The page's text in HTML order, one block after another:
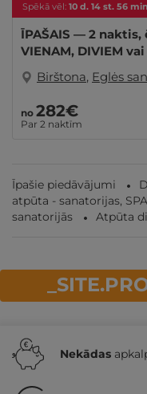
Spēkā vēl: 10 d. 14 st. 56
ĪPAŠAIS — 2 naktis,
VIENAM, DIVIEM
Birštona, Eglės
no 282€
Par 2 naktīm
Īpašie piedāvājumi
atpūta - sanatorijas,
sanatorijās
Atpūta
Nekādas